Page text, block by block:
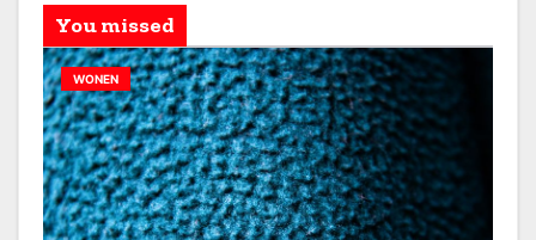
You missed
WONEN